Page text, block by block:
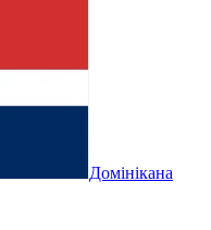
Домінікана